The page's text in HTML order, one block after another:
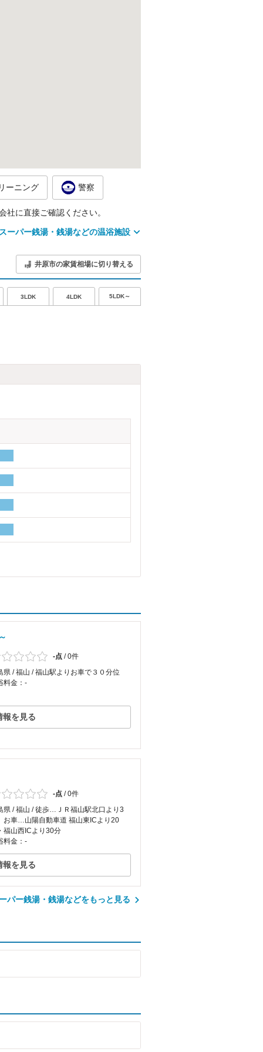
ーニング 警察
に直接ご確認ください。
ーパー銭湯・銭湯などの温浴施設
井原市の家賃相場に切り替える
3LDK 4LDK 5LDK～
-点 /0件
県 / 福山 / 福山駅よりお車で３０分位
料金：-
報を見る
-点 /0件
県 / 福山 / 徒歩…ＪＲ福山駅北口より3
車…山陽自動車道 福山東ICより20
福山西ICより30分
料金：-
報を見る
パー銭湯・銭湯などをもっと見る